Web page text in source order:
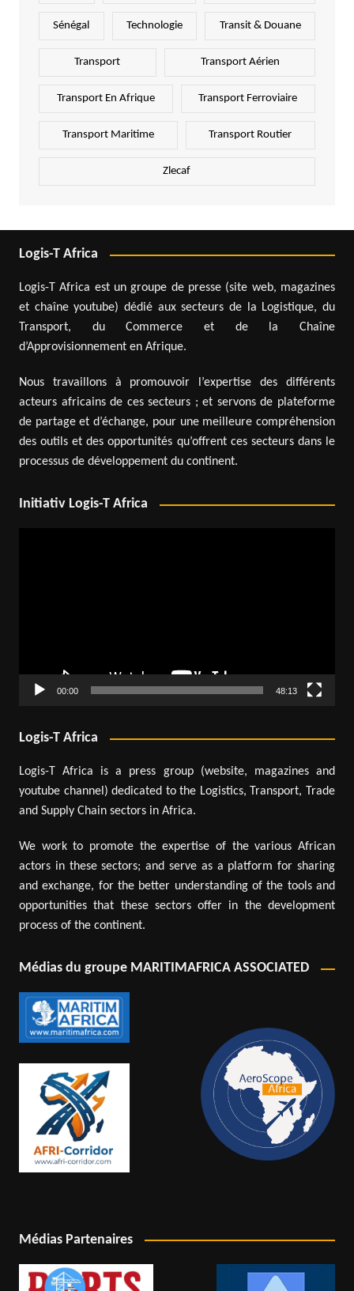
Sénégal Technologie Transit & Douane
Transport Transport Aérien
Transport En Afrique Transport Ferroviaire
Transport Maritime Transport Routier
Zlecaf
Logis-T Africa
Logis-T Africa est un groupe de presse (site web, magazines
et chaîne youtube) dédié aux secteurs de la Logistique, du
Transport, du Commerce et de la Chaîne
d’Approvisionnement en Afrique.
Nous travaillons à promouvoir l’expertise des différents
acteurs africains de ces secteurs ; et servons de plateforme
de partage et d’échange, pour une meilleure compréhension
des outils et des opportunités qu’offrent ces secteurs dans le
processus de développement du continent.
Initiativ Logis-T Africa
00:00 48:13
Logis-T Africa
Logis-T Africa is a press group (website, magazines and
youtube channel) dedicated to the Logistics, Transport, Trade
and Supply Chain sectors in Africa.
We work to promote the expertise of the various African
actors in these sectors; and serve as a platform for sharing
and exchange, for the better understanding of the tools and
opportunities that these sectors offer in the development
process of the continent.
Médias du groupe MARITIMAFRICA ASSOCIATED
Médias Partenaires